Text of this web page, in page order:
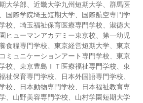
大学部、近畿大学九州短期大学、群馬医
国際学院埼玉短期大学、国際航空専門学
校、埼玉福祉保育医療専門学校、淑徳大
ヒューマンアカデミー東京校、第一幼児
食糧専門学校、東京経営短期大学、東京
ミュニケーションアート専門学校、東京
校、東京豊島ＩＴ医療福祉専門学校、東
祉保育専門学校、日本外国語専門学校、
校、日本動物専門学校、日本福祉教育専
、山野美容専門学校、山村学園短期大学